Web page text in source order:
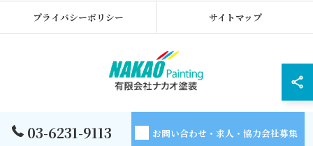
03-6231-9113 お問い合わせ・求人・協力会社募集
プライバシーポリシー サイトマップ
© 2026 東京都墨田区の外壁塗装なら有限会社ナカオ塗装 ALL RIGHTS
RESERVED.